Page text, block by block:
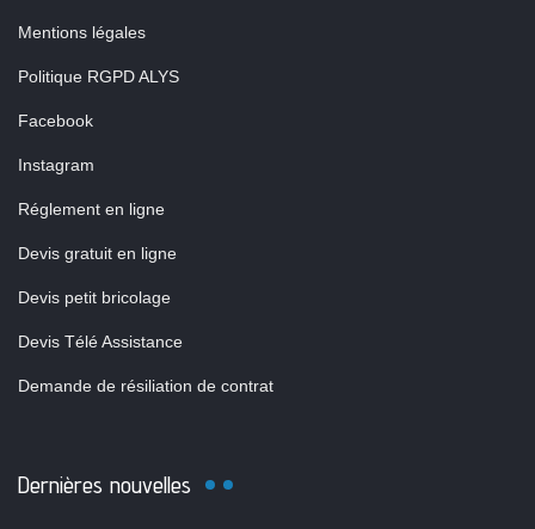
Mentions légales
Politique RGPD ALYS
Facebook
Instagram
Réglement en ligne
Devis gratuit en ligne
Devis petit bricolage
Devis Télé Assistance
Demande de résiliation de contrat
Dernières nouvelles